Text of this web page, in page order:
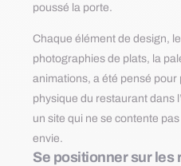
poussé la porte.
Chaque élément de design,
photographies de plats, la
animations, a été pensé pour
physique du restaurant dans
un site qui ne se contente
envie.
Se positionner sur les